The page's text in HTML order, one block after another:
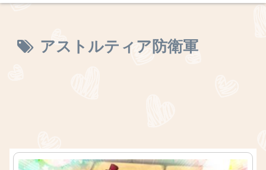
アストルティア防衛軍